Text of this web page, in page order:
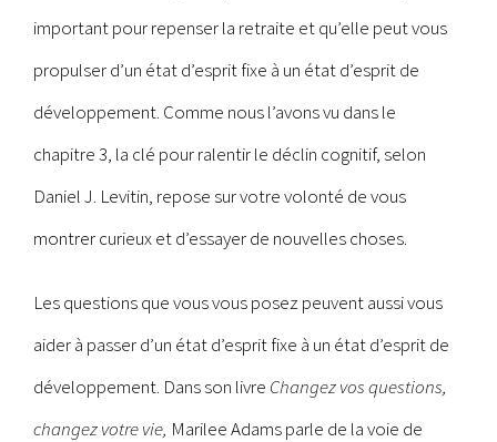
important pour repenser la retraite et qu’elle peut vous
propulser d’un état d’esprit fixe à un état d’esprit de
développement. Comme nous l’avons vu dans le
chapitre 3, la clé pour ralentir le déclin cognitif, selon
Daniel J. Levitin, repose sur votre volonté de vous
montrer curieux et d’essayer de nouvelles choses.
Les questions que vous vous posez peuvent aussi vous
aider à passer d’un état d’esprit fixe à un état d’esprit de
développement. Dans son livre Changez vos questions,
changez votre vie, Marilee Adams parle de la voie de